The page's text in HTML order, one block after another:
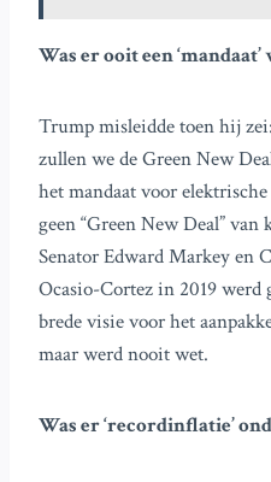
Was er ooit een
Trump misleidde toen hij
zullen we de Green New
het mandaat voor
geen “Green New Deal”
Senator Edward Markey en
Ocasio-Cortez in 2019 werd
brede visie voor het
maar werd nooit wet.
Was er ‘recordinflatie’